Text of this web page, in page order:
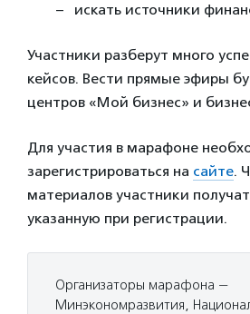
искать источники
Участники разберут много
кейсов. Вести прямые эфиры
центров «Мой бизнес» и
Для участия в марафоне
зарегистрироваться на сайте.
материалов участники
указанную при регистрации.
Организаторы марафона —
Минэкономразвития,